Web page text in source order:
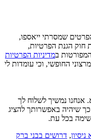
שמסרתי ייאספו,
חוק הגנת הפרטיות,
מדיניות הפרטיות
החופשי, וכי עומדות לי
נמשיך לשלוח לך
כך שיהיה באפשרותך להציג
בכל עת.
, דרושים בבני ברק